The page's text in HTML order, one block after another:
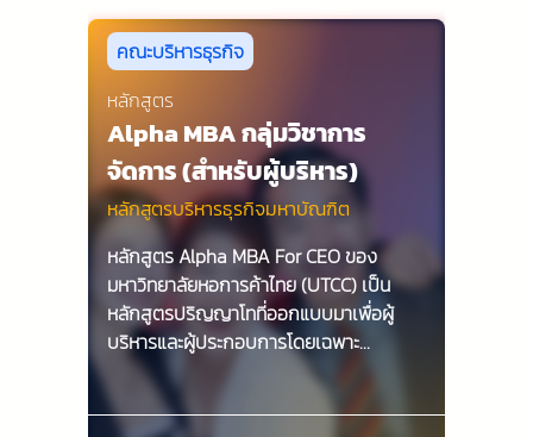
คณะบริหารธุรกิจ
หลักสูตร
Alpha MBA กลุ่มวิชาการ
จัดการ (สำหรับผู้บริหาร)
หลักสูตรบริหารธุรกิจมหาบัณฑิต
หลักสูตร Alpha MBA For CEO ของ
มหาวิทยาลัยหอการค้าไทย (UTCC) เป็น
หลักสูตรปริญญาโทที่ออกแบบมาเพื่อผู้
บริหารและผู้ประกอบการโดยเฉพาะ
หลักสูตรนี้มีระยะเวลาเรียน 1 ปี โดยเรียนทุก
วันอาทิตย์ในรูปแบบ Hybrid Learning
หลักสูตรประกอบด้วย 12 วิชา รวม 36